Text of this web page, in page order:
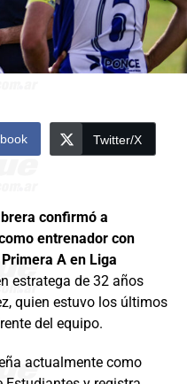
Twitter/X
confirmó a
entrenador con
A en Liga
estratega de 32 años
quien estuvo los últimos
del equipo.
actualmente como